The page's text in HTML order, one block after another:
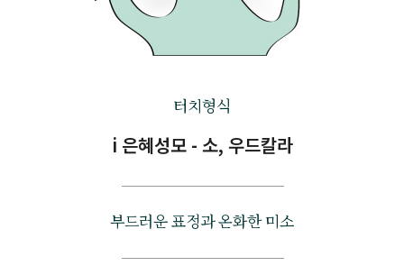
터치형식
i 은혜성모 - 소, 우드칼라
부드러운 표정과 온화한 미소